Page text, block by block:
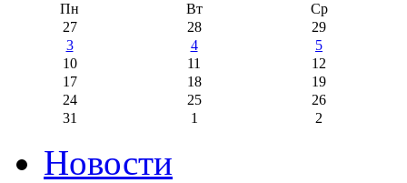
Пн Вт
Ср
27
28
29
3
4
5
10
11
12
17
18
19
24
25
26
31
1 2
Новости